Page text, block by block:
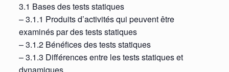
3.1 Bases des tests statiques
– 3.1.1 Produits d’activités qui peuvent être
examinés par des tests statiques
– 3.1.2 Bénéfices des tests statiques
– 3.1.3 Différences entre les tests statiques et